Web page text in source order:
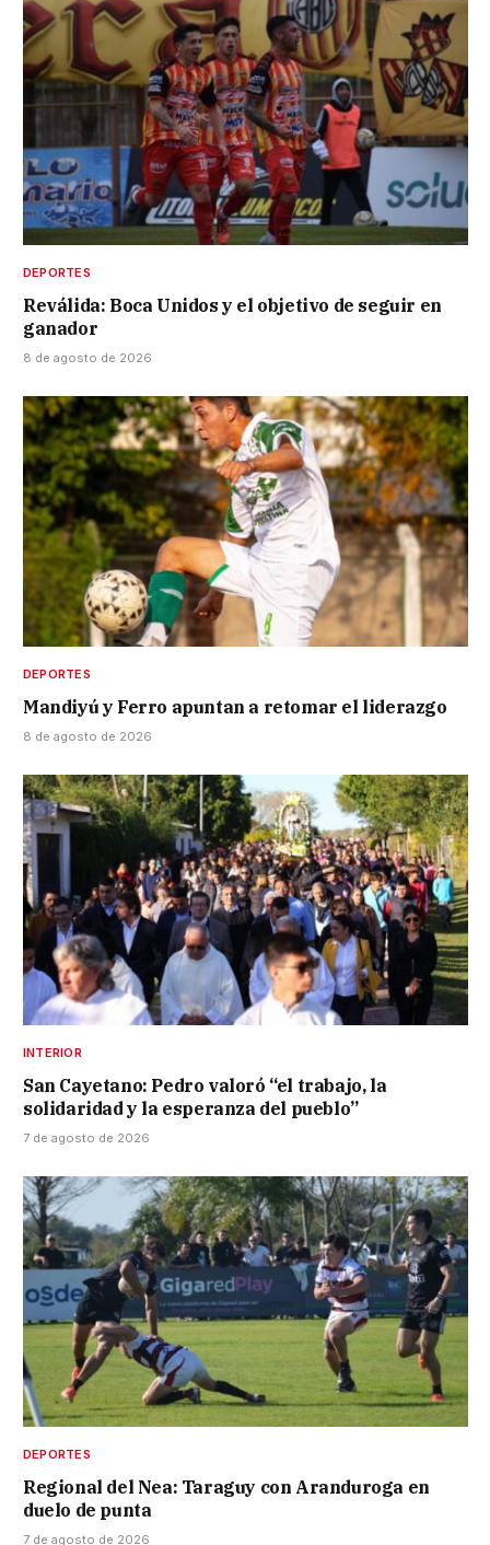
DEPORTES
Reválida: Boca Unidos y el objetivo de seguir en
ganador
8 de agosto de 2026
DEPORTES
Mandiyú y Ferro apuntan a retomar el liderazgo
8 de agosto de 2026
INTERIOR
San Cayetano: Pedro valoró “el trabajo, la
solidaridad y la esperanza del pueblo”
7 de agosto de 2026
DEPORTES
Regional del Nea: Taraguy con Aranduroga en
duelo de punta
7 de agosto de 2026